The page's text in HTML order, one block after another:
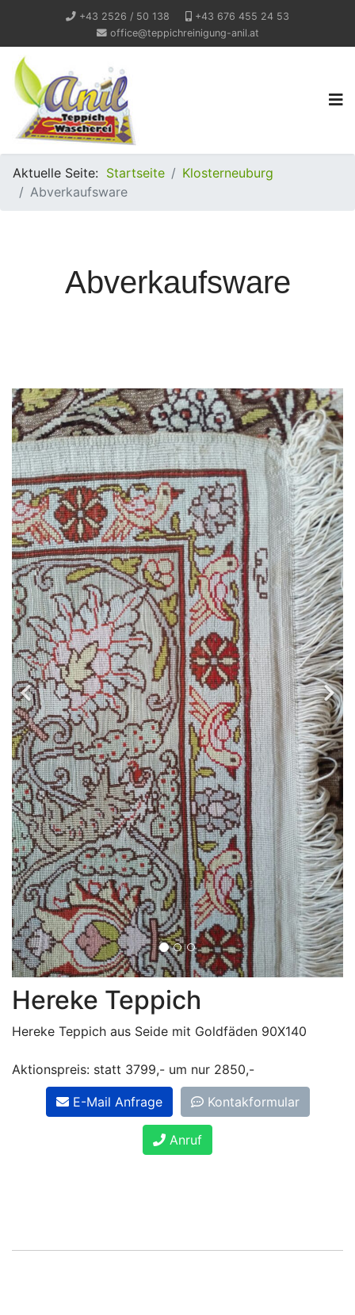
+43 2526 / 50 138
+43 676 455 24 53
office@teppichreinigung-anil.at
Aktuelle Seite: Startseite
Klosterneuburg
Abverkaufsware
Abverkaufsware
Hereke Teppich
Hereke Teppich aus Seide mit Goldfäden 90X140
Aktionspreis: statt 3799,- um nur 2850,-
E-Mail Anfrage Kontakformular
Anruf